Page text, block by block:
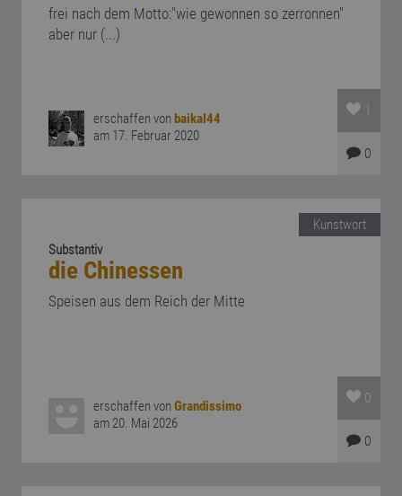
frei nach dem Motto:"wie gewonnen so zerronnen"
aber nur (...)
erschaffen vonbaikal44
am 17. Februar 2020
1
0
Kunstwort
Substantiv
die Chinessen
Speisen aus dem Reich der Mitte
erschaffen vonGrandissimo
am 20. Mai 2026
0
0